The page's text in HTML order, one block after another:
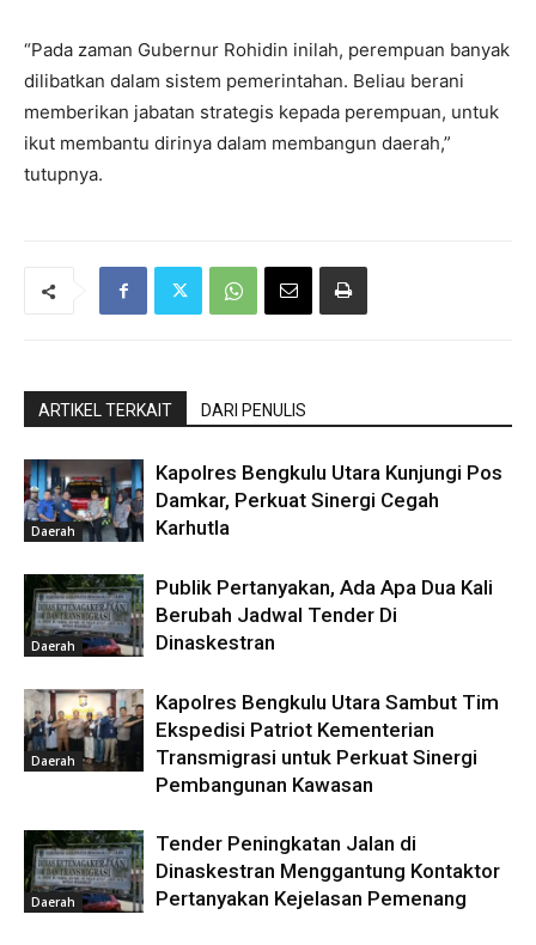
“Pada zaman Gubernur Rohidin inilah, perempuan banyak
dilibatkan dalam sistem pemerintahan. Beliau berani
memberikan jabatan strategis kepada perempuan, untuk
ikut membantu dirinya dalam membangun daerah,”
tutupnya.
ARTIKEL TERKAIT DARI PENULIS
Daerah
Kapolres Bengkulu Utara Kunjungi Pos
Damkar, Perkuat Sinergi Cegah
Karhutla
Daerah
Publik Pertanyakan, Ada Apa Dua Kali
Berubah Jadwal Tender Di
Dinaskestran
Daerah
Kapolres Bengkulu Utara Sambut Tim
Ekspedisi Patriot Kementerian
Transmigrasi untuk Perkuat Sinergi
Pembangunan Kawasan
Daerah
Tender Peningkatan Jalan di
Dinaskestran Menggantung Kontaktor
Pertanyakan Kejelasan Pemenang